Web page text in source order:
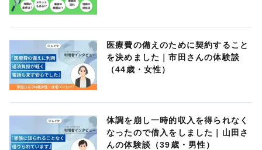
医療費の備えのために契約すること
を決めました｜市田さんの体験談
（44歳・女性）
体調を崩し一時的収入を得られなく
なったので借入をしました｜山田さ
んの体験談（39歳・男性）